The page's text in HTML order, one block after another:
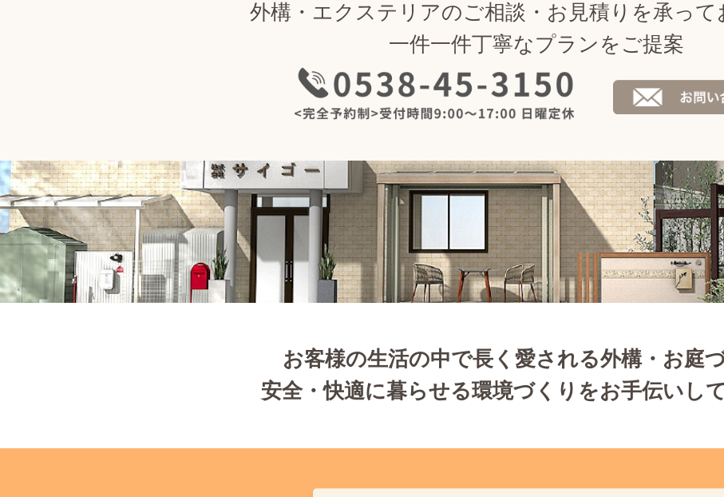
外構・エクステリアのご相談・お見積りを承って
一件一件丁寧なプランをご提案
お客様の生活の中で長く愛される外構・お庭づ
安全・快適に暮らせる環境づくりをお手伝いして